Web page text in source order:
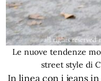
Le nuove tendenze
street style di
In linea con i jeans